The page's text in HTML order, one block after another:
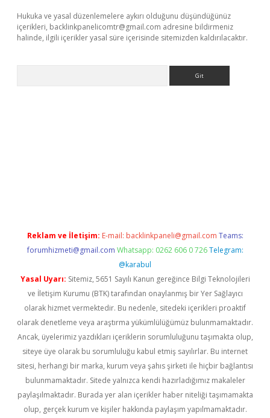
Hukuka ve yasal düzenlemelere aykırı olduğunu düşündüğünüz
içerikleri, backlinkpanelicomtr@gmail.com adresine bildirmeniz
halinde, ilgili içerikler yasal süre içerisinde sitemizden kaldırılacaktır.
Reklam ve İletişim: E-mail: backlinkpaneli@gmail.com Teams:
forumhizmeti@gmail.com Whatsapp: 0262 606 0 726 Telegram:
@karabul
Yasal Uyarı: Sitemiz, 5651 Sayılı Kanun gereğince Bilgi Teknolojileri
ve İletişim Kurumu (BTK) tarafından onaylanmış bir Yer Sağlayıcı
olarak hizmet vermektedir. Bu nedenle, sitedeki içerikleri proaktif
olarak denetleme veya araştırma yükümlülüğümüz bulunmamaktadır.
Ancak, üyelerimiz yazdıkları içeriklerin sorumluluğunu taşımakta olup,
siteye üye olarak bu sorumluluğu kabul etmiş sayılırlar. Bu internet
sitesi, herhangi bir marka, kurum veya şahıs şirketi ile hiçbir bağlantısı
bulunmamaktadır. Sitede yalnızca kendi hazırladığımız makaleler
paylaşılmaktadır. Burada yer alan içerikler haber niteliği taşımamakta
olup, gerçek kurum ve kişiler hakkında paylaşım yapılmamaktadır.